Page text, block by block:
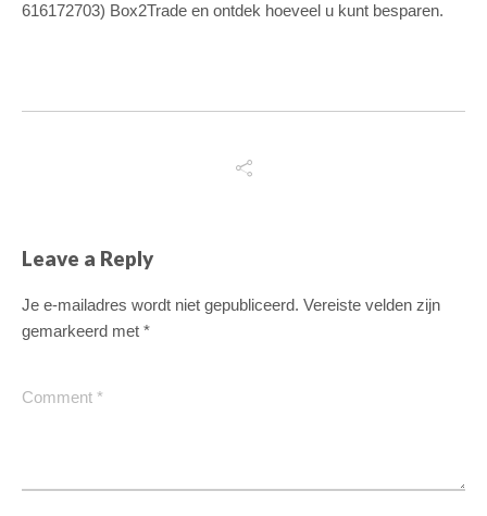
616172703) Box2Trade en ontdek hoeveel u kunt besparen.
Leave a Reply
Je e-mailadres wordt niet gepubliceerd. Vereiste velden zijn
gemarkeerd met *